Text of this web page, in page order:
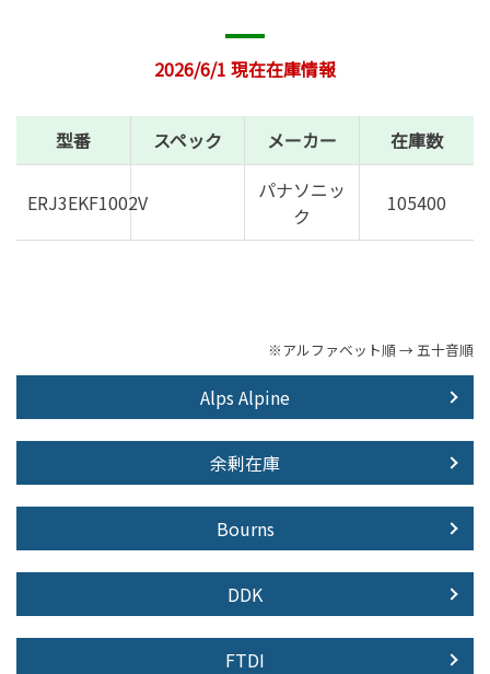
2026/6/1 現在在庫情報
型番 スペック メーカー 在庫数
ERJ3EKF1002V
パナソニッ
ク
105400
※アルファベット順 → 五十音順
Alps Alpine
余剰在庫
Bourns
DDK
FTDI